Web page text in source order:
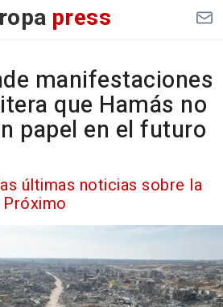
press
manifestaciones
que Hamás no
papel en el futuro
últimas noticias sobre la